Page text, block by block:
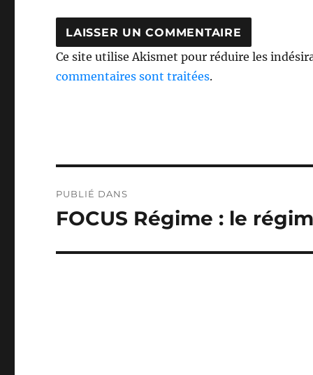
Ce site utilise Akismet pour réduire les
commentaires sont traitées.
l’article
PUBLIÉ DANS
FOCUS Régime : le